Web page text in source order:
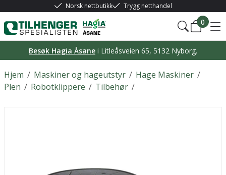
Norsk nettbutikk Trygg netthandel
0
Besøk Hagia Åsane i Litleåsveien 65, 5132 Nyborg.
/
Hjem /
Maskiner og hageutstyr /
Hage Maskiner
/
Plen /
Robotklippere /
Tilbehør